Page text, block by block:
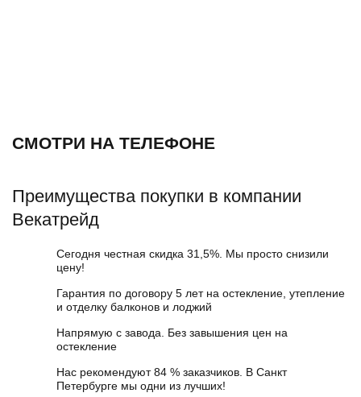
СМОТРИ НА ТЕЛЕФОНЕ
Преимущества покупки в компании
Векатрейд
Сегодня честная скидка 31,5%. Мы просто снизили
цену!
Гарантия по договору 5 лет на остекление, утепление
и отделку балконов и лоджий
Напрямую с завода. Без завышения цен на
остекление
Нас рекомендуют 84 % заказчиков. В Санкт
Петербурге мы одни из лучших!